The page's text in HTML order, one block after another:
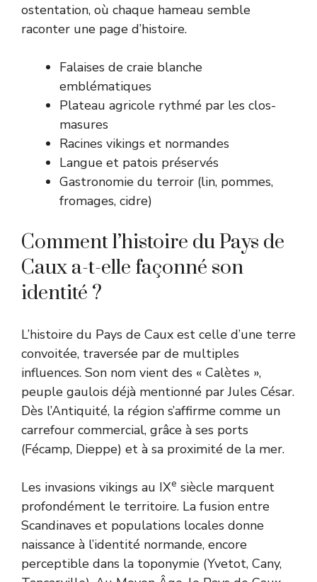
ostentation, où chaque hameau semble
raconter une page d’histoire.
Falaises de craie blanche
emblématiques
Plateau agricole rythmé par les clos-
masures
Racines vikings et normandes
Langue et patois préservés
Gastronomie du terroir (lin, pommes,
fromages, cidre)
Comment l’histoire du Pays de
Caux a-t-elle façonné son
identité ?
L’histoire du Pays de Caux est celle d’une terre
convoitée, traversée par de multiples
influences. Son nom vient des « Calètes »,
peuple gaulois déjà mentionné par Jules César.
Dès l’Antiquité, la région s’affirme comme un
carrefour commercial, grâce à ses ports
(Fécamp, Dieppe) et à sa proximité de la mer.
Les invasions vikings au IXe siècle marquent
profondément le territoire. La fusion entre
Scandinaves et populations locales donne
naissance à l’identité normande, encore
perceptible dans la toponymie (Yvetot, Cany,